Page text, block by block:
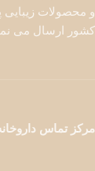
و محصولات
کشور ارسال می
مرکز تماس